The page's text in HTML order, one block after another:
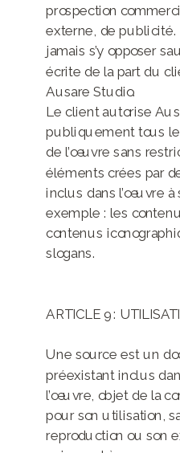
prospection
externe, de publicité.
jamais s’y opposer
écrite de la part du
Ausare Studio.
Le client autorise
publiquement tous
de l’œuvre sans
éléments crées par
inclus dans l’œuvre à
exemple : les
contenus
slogans.
ARTICLE 9 :
Une source est un
préexistant inclus
l’œuvre, objet de la
pour son utilisation,
reproduction ou son